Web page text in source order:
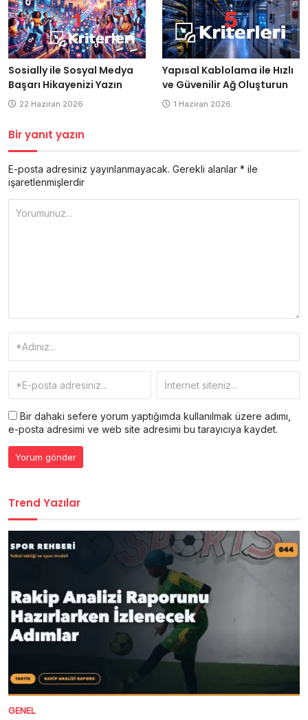
Sosially ile Sosyal Medya
Başarı Hikayenizi Yazın
22 Haziran 2026
Yapısal Kablolama ile Hızlı
ve Güvenilir Ağ Oluşturun
1 Haziran 2026
Bir yanıt yazın
E-posta adresiniz yayınlanmayacak. Gerekli alanlar * ile
işaretlenmişlerdir
Bir dahaki sefere yorum yaptığımda kullanılmak üzere adımı,
e-posta adresimi ve web site adresimi bu tarayıcıya kaydet.
Trend Yazılar
GENEL